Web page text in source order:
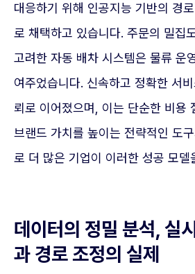
대응하기 위해 인공지능 기반의 경
로 채택하고 있습니다. 주문의 밀집
고려한 자동 배차 시스템은 물류 운
여주었습니다. 신속하고 정확한 서
뢰로 이어졌으며, 이는 단순한 비용
브랜드 가치를 높이는 전략적인 도
로 더 많은 기업이 이러한 성공 모델
데이터의 정밀 분석, 실
과 경로 조정의 실제